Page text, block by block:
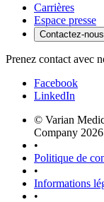
Carrières
Espace presse
Contactez-nous
Prenez contact avec
Facebook
LinkedIn
© Varian
Company 2026
•
Politique de
•
Informations
•